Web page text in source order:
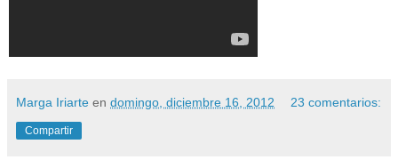
Marga Iriarte en domingo, diciembre 16, 2012 23 comentarios:
Compartir